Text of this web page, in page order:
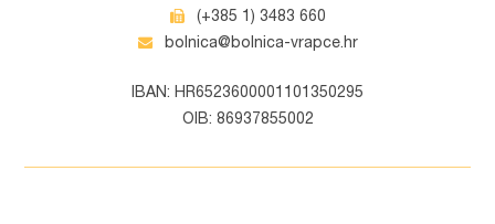
(+385 1) 3483 660
bolnica@bolnica-vrapce.hr
IBAN: HR6523600001101350295
OIB: 86937855002